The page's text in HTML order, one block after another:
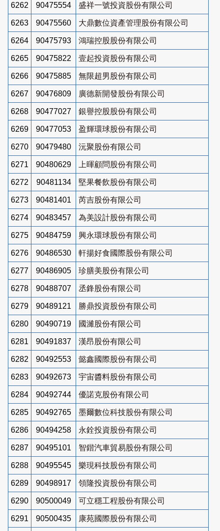
6262 90475554 盛祥一號投資股份有限公司
6263 90475560 大鼎數位資產管理股份有限公司
6264 90475793 鴻瑞控股股份有限公司
6265 90475822 壹起投資股份有限公司
6266 90475885 無限超男股份有限公司
6267 90476809 廣德新開發股份有限公司
6268 90477027 銀譽控股股份有限公司
6269 90477053 盈輝環球股份有限公司
6270 90479480 沅聚股份有限公司
6271 90480629 上暉顧問股份有限公司
6272 90481134 堅果餐飲股份有限公司
6273 90481401 芮吉股份有限公司
6274 90483457 為美設計股份有限公司
6275 90484759 興永環球股份有限公司
6276 90486530 軒揚好食國際股份有限公司
6277 90486905 珍膳美股份有限公司
6278 90488707 丞鋒股份有限公司
6279 90489121 勝鼎投資股份有限公司
6280 90490719 國濰股份有限公司
6281 90491837 漢昂股份有限公司
6282 90492553 懿鑫國際股份有限公司
6283 90492673 宇宙醬料股份有限公司
6284 90492744 優諾克股份有限公司
6285 90492765 墨爾數位科技股份有限公司
6286 90494258 永銓投資股份有限公司
6287 90495101 智鍇汽車貿易股份有限公司
6288 90495545 樂現科技股份有限公司
6289 90498917 領隆投資股份有限公司
6290 90500049 可立穩工程股份有限公司
6291 90500435 康苑國際股份有限公司